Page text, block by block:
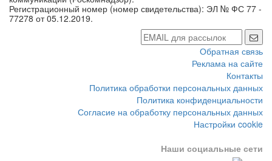
Регистрационный номер (номер свидетельства): ЭЛ № ФС 77 -
77278 от 05.12.2019.
Обратная связь
Реклама на сайте
Контакты
Политика обработки персональных данных
Политика конфиденциальности
Согласие на обработку персональных данных
Настройки cookie
Наши социальные сети